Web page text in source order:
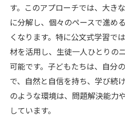
す。このアプローチでは、大き
に分解し、個々のペースで進め
くなります。特に公文式学習で
材を活用し、生徒一人ひとりの
可能です。子どもたちは、自分
で、自然と自信を持ち、学び続
のような環境は、問題解決能力
しています。